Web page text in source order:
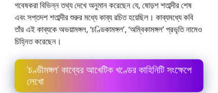
গবেষকরা বিভিন্ন তথ্য দেখে অনুমান করেছেন যে, ষােড়শ শতাব্দীর শেষ
এবং সপ্তদশ শতাব্দীর শুরুর মধ্যে কাব্য রচিত হয়েছিল। কাব্যমধ্যে কবি
তাঁর এই কাব্যকে অভয়ামঙ্গল, ‘চণ্ডিকামঙ্গল’, ‘অম্বিকামঙ্গল’ প্রভৃতি নামেও
চিহ্নিত করেছেন।
‘চণ্ডীমঙ্গল’ কাব্যের আখেটিক খণ্ডের কাহিনিটি সংক্ষেপে
লেখাে